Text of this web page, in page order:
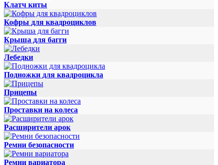
Клатч киты
Кофры для квадроциклов
Крыша для багги
Лебедки
Подножки для квадроцикла
Прицепы
Проставки на колеса
Расширители арок
Ремни безопасности
Ремни вариатора